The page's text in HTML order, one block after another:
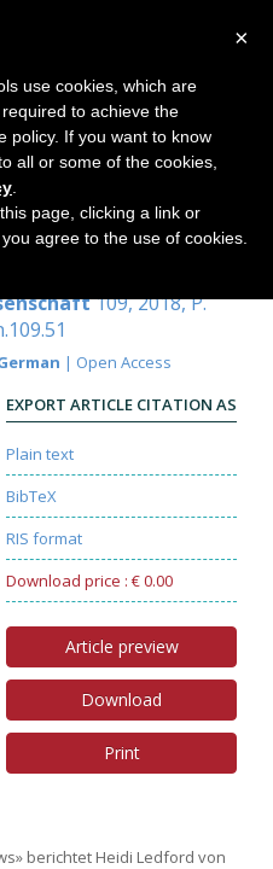
109, 2018, P.
| Open Access
EXPORT ARTICLE CITATION AS
Plain text
BibTeX
RIS format
Download price : € 0.00
Article preview
Download
Print
berichtet Heidi Ledford von
×
use cookies, which are
to achieve the
policy. If you want to know
all or some of the cookies,
page, clicking a link or
agree to the use of cookies.